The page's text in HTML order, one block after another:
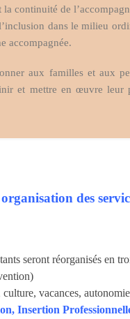
continuité de
dans le milieu
accompagnée.
aux familles et aux
et mettre en œuvre
des
seront réorganisés en
culture, vacances,
Insertion